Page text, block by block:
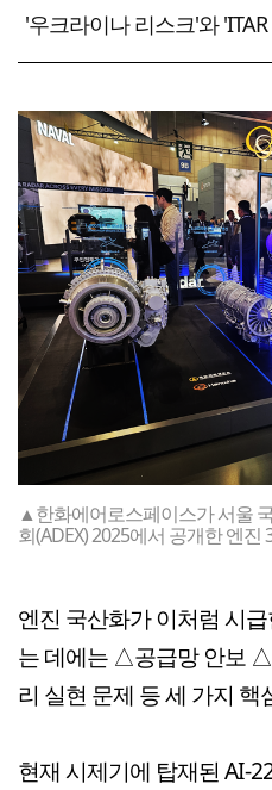
'우크라이나 리스크'와
▲한화에어로스페이스가 서울
회(ADEX) 2025에서 공개한 엔
엔진 국산화가 이처럼 시
는 데에는 △공급망 안보
리 실현 문제 등 세 가지 핵
현재 시제기에 탑재된 AI-